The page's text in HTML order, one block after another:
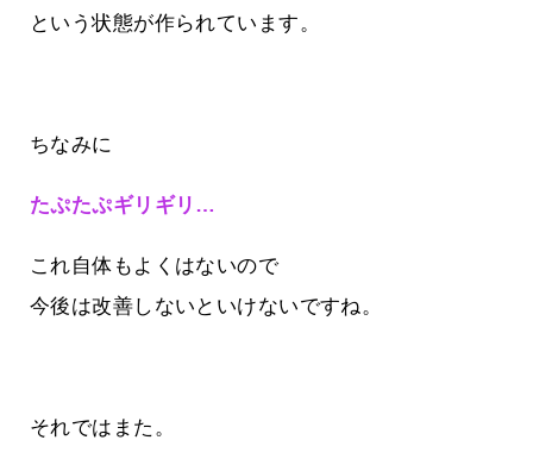
という状態が作られています。
ちなみに
たぷたぷギリギリ…
これ自体もよくはないので
今後は改善しないといけないですね。
それではまた。